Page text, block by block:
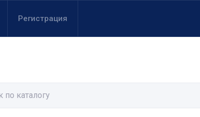
Регистрация